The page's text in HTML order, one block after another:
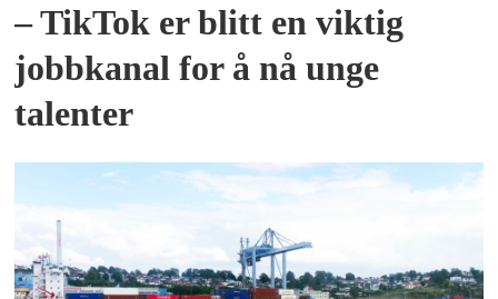
– TikTok er blitt en viktig
jobbkanal for å nå unge
talenter